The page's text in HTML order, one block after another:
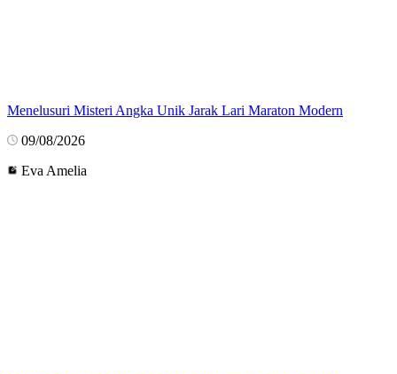
Menelusuri Misteri Angka Unik Jarak Lari Maraton Modern
09/08/2026
Eva Amelia